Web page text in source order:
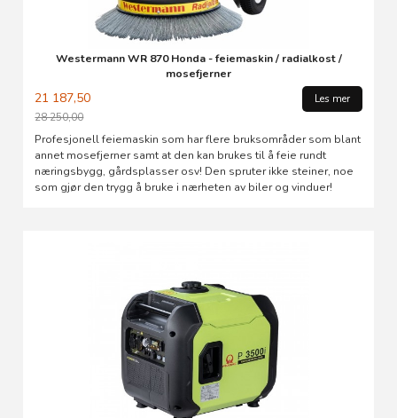
Westermann WR 870 Honda - feiemaskin / radialkost /
mosefjerner
21 187,50
28 250,00
Rabatt
Les mer
Profesjonell feiemaskin som har flere bruksområder som blant
annet mosefjerner samt at den kan brukes til å feie rundt
næringsbygg, gårdsplasser osv! Den spruter ikke steiner, noe
som gjør den trygg å bruke i nærheten av biler og vinduer!